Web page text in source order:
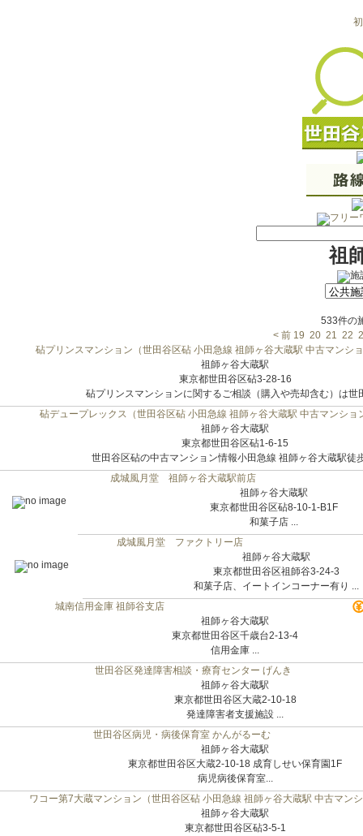
祖
533件の
< 前 19 20 21 22
砧プリンスマンション（世田谷区砧 小田急線 祖師ヶ谷大蔵駅 中古マンシ
祖師ヶ谷大蔵駅
東京都世田谷区砧3-28-16
砧プリンスマンションに関するご相談（購入や売却含む）は世
砧デュープレックス（世田谷区砧 小田急線 祖師ヶ谷大蔵駅 中古マンショ
祖師ヶ谷大蔵駅
東京都世田谷区砧1-6-15
世田谷区砧の中古マンション情報小田急線 祖師ヶ谷大蔵駅徒
成城風月堂 祖師ヶ谷大蔵駅前店
祖師ヶ谷大蔵駅
東京都世田谷区砧8-10-1-B1F
和菓子店 ...
成城風月堂 ファクトリー店
祖師ヶ谷大蔵駅
東京都世田谷区祖師谷3-24-3
和菓子店、イートインコーナー有り ...
城南信用金庫 祖師谷支店
祖師ヶ谷大蔵駅
東京都世田谷区千歳台2-13-4
信用金庫 ...
世田谷区発達障害相談・療育センター げんき
祖師ヶ谷大蔵駅
東京都世田谷区大蔵2-10-18
発達障害者支援施設 ...
世田谷区病児・病後保育室 かんがるーむ
祖師ヶ谷大蔵駅
東京都世田谷区大蔵2-10-18 成育しせい保育園1F
病児病後保育室...
ワコー第7大蔵マンション（世田谷区砧 小田急線 祖師ヶ谷大蔵駅 中古マン
祖師ヶ谷大蔵駅
東京都世田谷区砧3-5-1